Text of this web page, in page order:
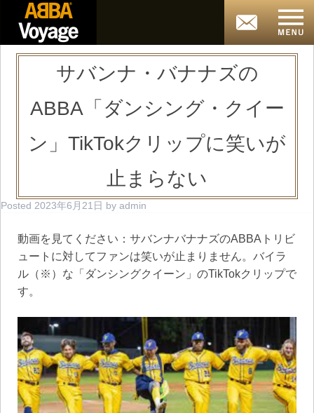
サバンナ・バナナズの
ABBA「ダンシング・クイー
ン」TikTokクリップに笑いが
止まらない
Posted 2023年6月21日 by admin
動画を見てください：サバンナバナナズのABBAトリビ
ュートに対してファンは笑いが止まりません。バイラ
ル（※）な「ダンシングクイーン」のTikTokクリップで
す。